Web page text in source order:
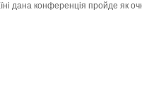
дана конференція пройде як